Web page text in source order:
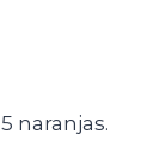
naranjas.